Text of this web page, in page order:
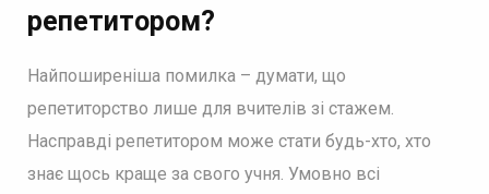
репетитором?
Найпоширеніша помилка – думати, що
репетиторство лише для вчителів зі стажем.
Насправді репетитором може стати будь-хто, хто
знає щось краще за свого учня. Умовно всі